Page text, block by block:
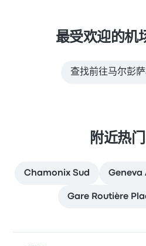
最受欢迎的机
查找前往马尔彭
附近热
Chamonix Sud Geneva
Gare Routière